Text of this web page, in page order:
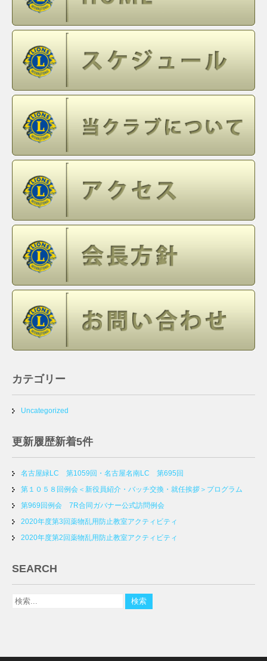
カテゴリー
Uncategorized
更新履歴新着5件
名古屋緑LC 第1059回・名古屋名南LC 第695回
第１０５８回例会＜新役員紹介・バッチ交換・就任挨拶＞プログラム
第969回例会 7R合同ガバナー公式訪問例会
2020年度第3回薬物乱用防止教室アクティビティ
2020年度第2回薬物乱用防止教室アクティビティ
SEARCH